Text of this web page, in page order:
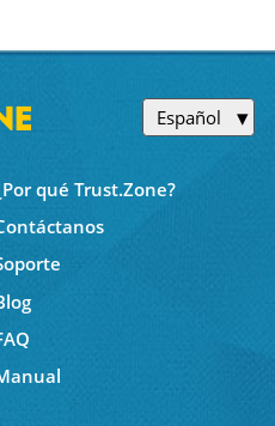
Español
qué Trust.Zone?